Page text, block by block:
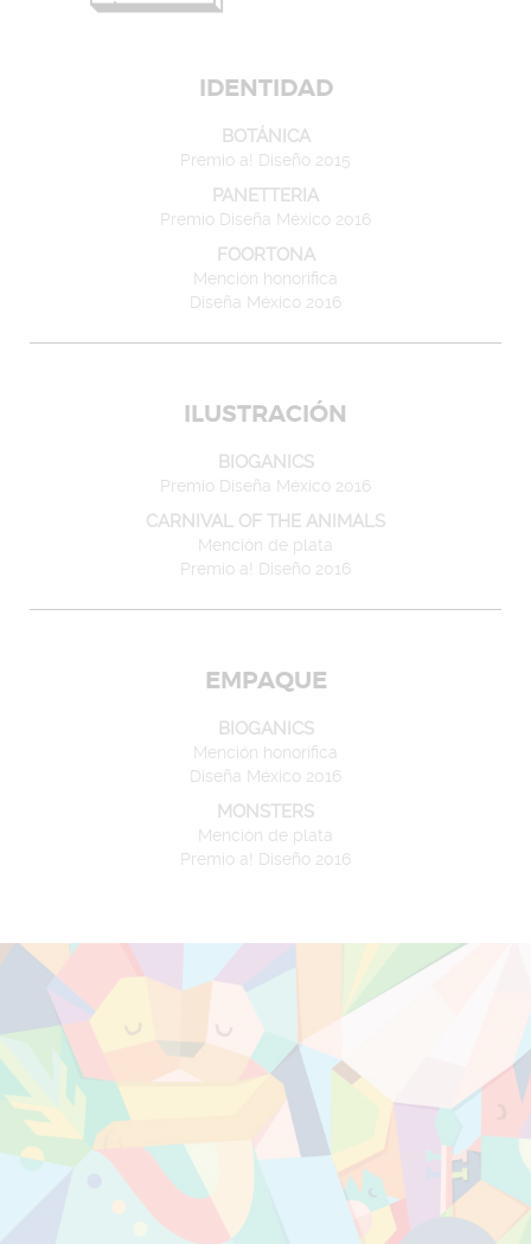
IDENTIDAD
BOTÁNICA
Premio a! Diseño 2015
PANETTERIA
Premio Diseña México 2016
FOORTONA
Mención honorífica
Diseña México 2016
ILUSTRACIÓN
BIOGANICS
Premio Diseña México 2016
CARNIVAL OF THE ANIMALS
Mención de plata
Premio a! Diseño 2016
EMPAQUE
BIOGANICS
Mención honorífica
Diseña México 2016
MONSTERS
Mención de plata
Premio a! Diseño 2016